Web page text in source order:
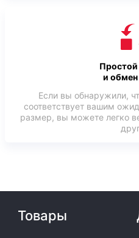
Простой
и обмен
Если вы обнаружили,
соответствует вашим
размер, вы можете легко
Товары